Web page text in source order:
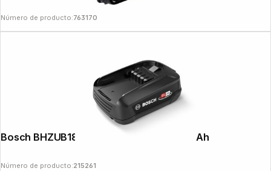
Número de producto:763170
Bosch BHZUB1830 Wechselakku 18V, 3.0Ah
Número de producto:215261